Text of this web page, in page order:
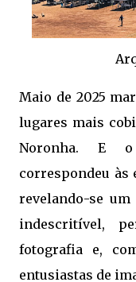
Maio de 2025
lugares mais
Noronha. E o
correspondeu às
revelando-se
indescritível,
fotografia e,
entusiastas de